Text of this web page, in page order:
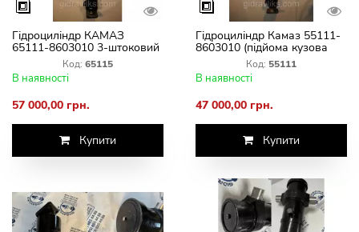
Гідроциліндр КАМАЗ
65111-8603010 3-штоковий
ГЦ 111.02.019 3
Код: 65115
В наявності
57 000,00 грн.
Купити
Гідроциліндр Камаз 55111-
8603010 (підйома кузова
совок) 3-штовий ГЦ
111.02.019 03
Код: 55111
В наявності
47 000,00 грн.
Купити